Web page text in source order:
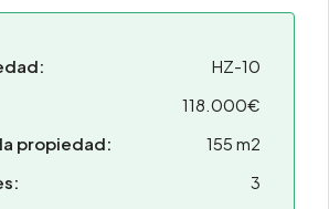
HZ-10
118.000€
propiedad:
155 m2
3